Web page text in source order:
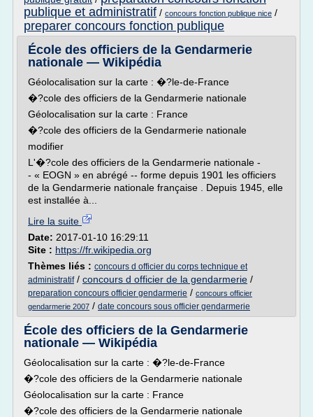
publique et administratif / concours fonction publique nice /
preparer concours fonction publique
École des officiers de la Gendarmerie
nationale — Wikipédia
Géolocalisation sur la carte : �?le-de-France
�?cole des officiers de la Gendarmerie nationale
Géolocalisation sur la carte : France
�?cole des officiers de la Gendarmerie nationale
modifier
L'�?cole des officiers de la Gendarmerie nationale -
- « EOGN » en abrégé -- forme depuis 1901 les officiers
de la Gendarmerie nationale française . Depuis 1945, elle
est installée à...
Lire la suite
Date: 2017-01-10 16:29:11
Site : https://fr.wikipedia.org
Thèmes liés : concours d officier du corps technique et
administratif/ concours d officier de la gendarmerie /
preparation concours officier gendarmerie / concours officier
gendarmerie 2007 / date concours sous officier gendarmerie
École des officiers de la Gendarmerie
nationale — Wikipédia
Géolocalisation sur la carte : �?le-de-France
�?cole des officiers de la Gendarmerie nationale
Géolocalisation sur la carte : France
�?cole des officiers de la Gendarmerie nationale